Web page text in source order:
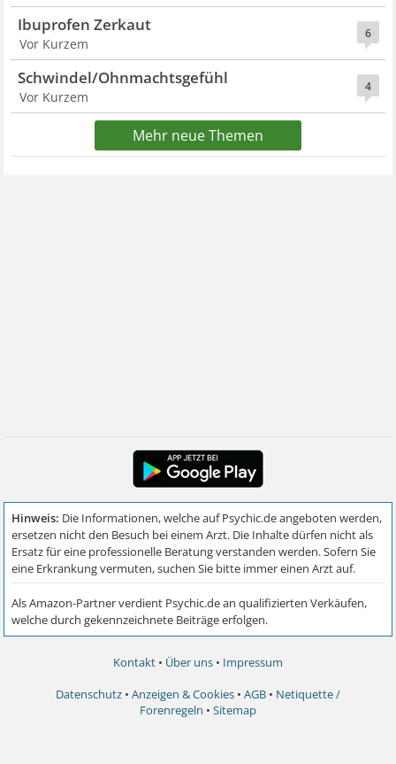
6
Ibuprofen Zerkaut
Vor Kurzem
4
Schwindel/Ohnmachtsgefühl
Vor Kurzem
Mehr neue Themen
Kontakt • Über uns • Impressum
Datenschutz • Anzeigen & Cookies • AGB • Netiquette /
Forenregeln • Sitemap